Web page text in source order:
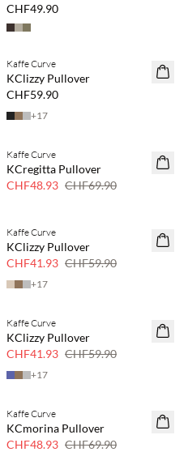
CHF49.90
NEUHEITEN
Kaufe mind. 2 & spare 20 %
Kaffe Curve
KClizzy Pullover
CHF59.90
+17
SAVE20
30 % Rabatt
Kaffe Curve
KCregitta Pullover
CHF48.93 CHF69.90
SAVE20
30 % Rabatt
Kaffe Curve
KClizzy Pullover
CHF41.93 CHF59.90
+17
SAVE20
30 % Rabatt
Kaffe Curve
KClizzy Pullover
CHF41.93 CHF59.90
+17
SAVE20
Kaffe Curve
KCmorina Pullover
CHF48.93 CHF69.90